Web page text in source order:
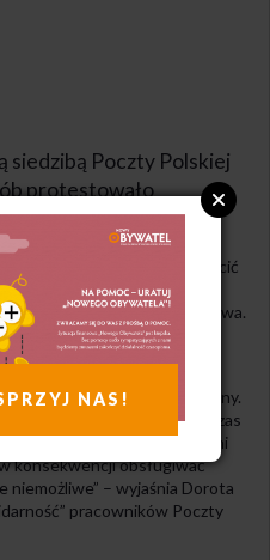
siedzibą Poczty Polskiej
protestowało
zwolnieniom.
regionie pracę mogłoby stracić
że tak duża redukcja
przedsiębiorstwa.
Jednym ze sposobów
naturalnych odejść,
zawartych na czas określony.
którzy są zatrudnieni na czas
poza swoimi obowiązkami
konsekwencji obsługiwać
– wyjaśnia Dorota
pracowników Poczty
NAS!